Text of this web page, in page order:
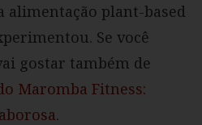
alimentação plant-based
Se você
gostar também de
Maromba Fitness:
.